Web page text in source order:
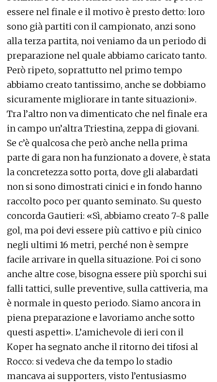
essere nel finale e il motivo è presto detto: loro
sono già partiti con il campionato, anzi sono
alla terza partita, noi veniamo da un periodo di
preparazione nel quale abbiamo caricato tanto.
Però ripeto, soprattutto nel primo tempo
abbiamo creato tantissimo, anche se dobbiamo
sicuramente migliorare in tante situazioni».
Tra l’altro non va dimenticato che nel finale era
in campo un’altra Triestina, zeppa di giovani.
Se c’è qualcosa che però anche nella prima
parte di gara non ha funzionato a dovere, è stata
la concretezza sotto porta, dove gli alabardati
non si sono dimostrati cinici e in fondo hanno
raccolto poco per quanto seminato. Su questo
concorda Gautieri: «Sì, abbiamo creato 7-8 palle
gol, ma poi devi essere più cattivo e più cinico
negli ultimi 16 metri, perché non è sempre
facile arrivare in quella situazione. Poi ci sono
anche altre cose, bisogna essere più sporchi sui
falli tattici, sulle preventive, sulla cattiveria, ma
è normale in questo periodo. Siamo ancora in
piena preparazione e lavoriamo anche sotto
questi aspetti». L’amichevole di ieri con il
Koper ha segnato anche il ritorno dei tifosi al
Rocco: si vedeva che da tempo lo stadio
mancava ai supporters, visto l’entusiasmo